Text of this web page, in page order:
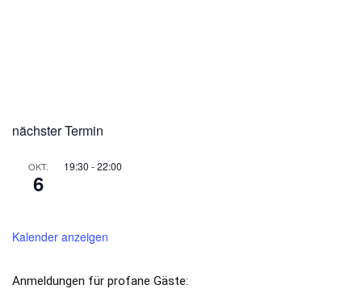
nächster Termin
OKT.
6
19:30 -22:00
Kalender anzeigen
Anmeldungen für profane Gäste: